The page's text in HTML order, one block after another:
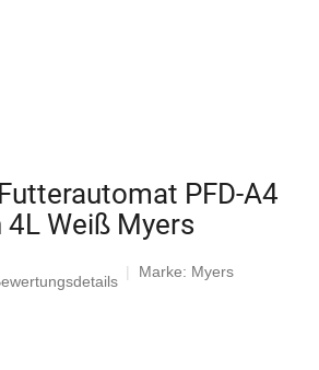
PFD-A4
Weiß Myers
Marke: Myers